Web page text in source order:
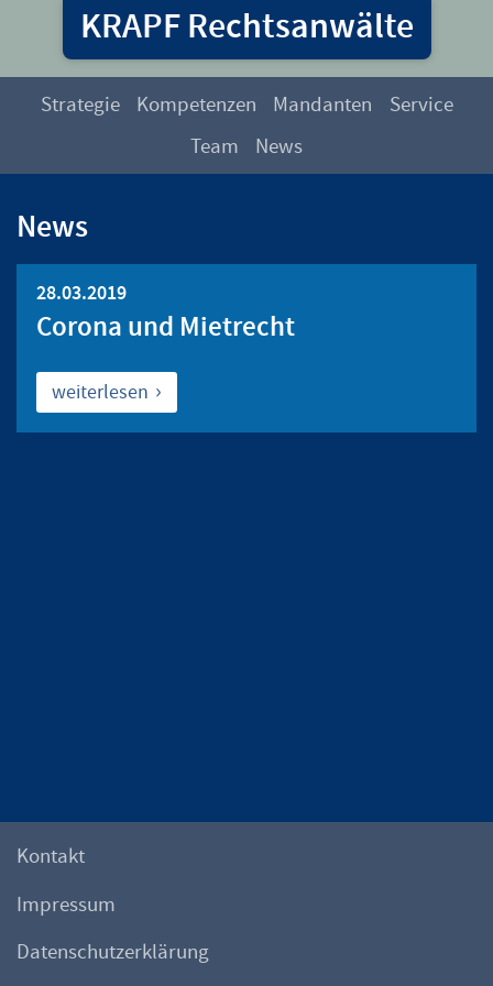
KRAPF Rechtsanwälte
Strategie Kompetenzen Mandanten
Service
Team
News
News
28.03.2019
Corona und Mietrecht
weiterlesen
Kontakt
Impressum
Datenschutzerklärung